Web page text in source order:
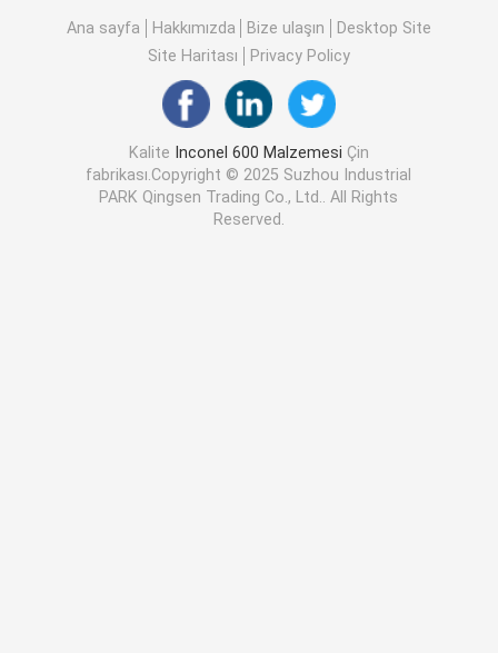
Ana sayfa Hakkımızda Bize ulaşın
Desktop Site
Site Haritası
Privacy Policy
Kalite Inconel 600 Malzemesi Çin
fabrikası.Copyright © 2025 Suzhou Industrial
PARK Qingsen Trading Co., Ltd.. All Rights
Reserved.